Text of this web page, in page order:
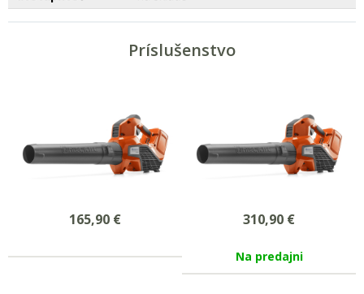
Príslušenstvo
165,90 € 310,90 €
Na predajni